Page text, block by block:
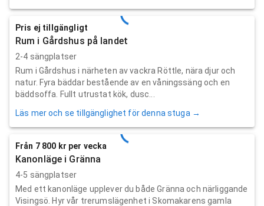
Pris ej tillgängligt
Rum i Gårdshus på landet
2-4 sängplatser
Rum i Gårdshus i närheten av vackra Röttle, nära djur och
natur. Fyra bäddar bestående av en våningssäng och en
bäddsoffa. Fullt utrustat kök, dusc...
Läs mer och se tillgänglighet för denna stuga →
Från 7 800 kr per vecka
Kanonläge i Gränna
4-5 sängplatser
Med ett kanonläge upplever du både Gränna och närliggande
Visingsö. Hyr vår trerumslägenhet i Skomakarens gamla